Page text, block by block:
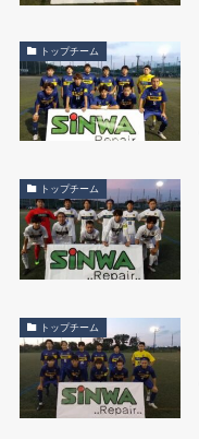
トップチーム
トップチーム
トップチーム